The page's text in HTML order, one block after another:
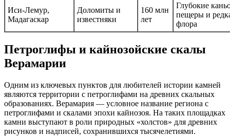
Иси-Лемур,
Мадагаскар
Доломиты и
известняки
160 млн
лет
Глубокие
пещеры и
флора
Петроглифы и кайнозойские скалы
Верамарии
Одним из ключевых пунктов для любителей истории камней
являются территории с петроглифами на древних скальных
образованиях. Верамария — условное название региона с
петроглифами и скалами эпохи кайнозоя. На таких площадках
камни выступают в роли природных «холстов» для древних
рисунков и надписей, сохранившихся тысячелетиями.